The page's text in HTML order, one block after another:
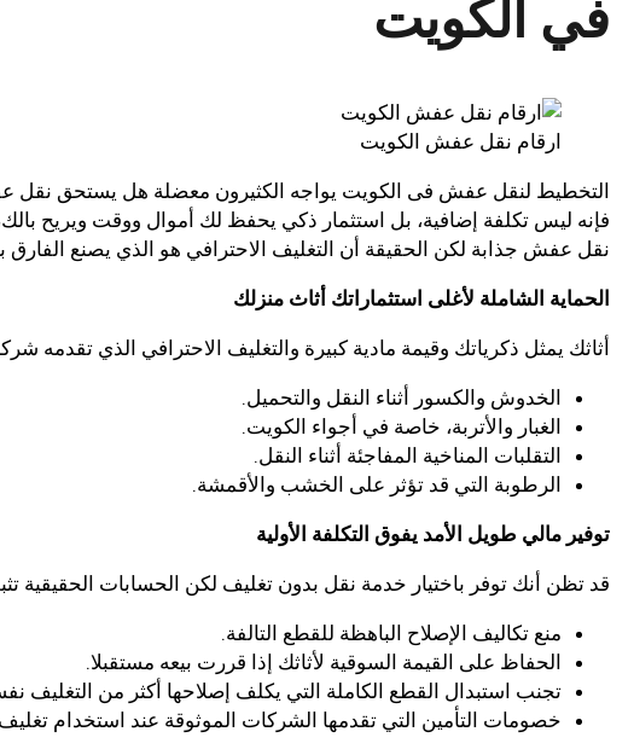
في الكويت
ارقام نقل عفش الكويت
التخطيط لنقل عفش فى الكويت يواجه الكثيرون معضلة هل يستحق نقل
فإنه ليس تكلفة إضافية، بل استثمار ذكي يحفظ لك أموال ووقت ويريح
نقل عفش جذابة لكن الحقيقة أن التغليف الاحترافي هو الذي يصنع
الحماية الشاملة لأغلى استثماراتك أثاث منزلك
أثاثك يمثل ذكرياتك وقيمة مادية كبيرة والتغليف الاحترافي الذي تقدمه
الخدوش والكسور أثناء النقل والتحميل.
الغبار والأتربة، خاصة في أجواء الكويت.
التقلبات المناخية المفاجئة أثناء النقل.
الرطوبة التي قد تؤثر على الخشب والأقمشة.
توفير مالي طويل الأمد يفوق التكلفة الأولية
قد تظن أنك توفر باختيار خدمة نقل بدون تغليف لكن الحسابات الحقيقية
منع تكاليف الإصلاح الباهظة للقطع التالفة.
الحفاظ على القيمة السوقية لأثاثك إذا قررت بيعه مستقبلا.
تجنب استبدال القطع الكاملة التي يكلف إصلاحها أكثر من التغليف
خصومات التأمين التي تقدمها الشركات الموثوقة عند استخدام